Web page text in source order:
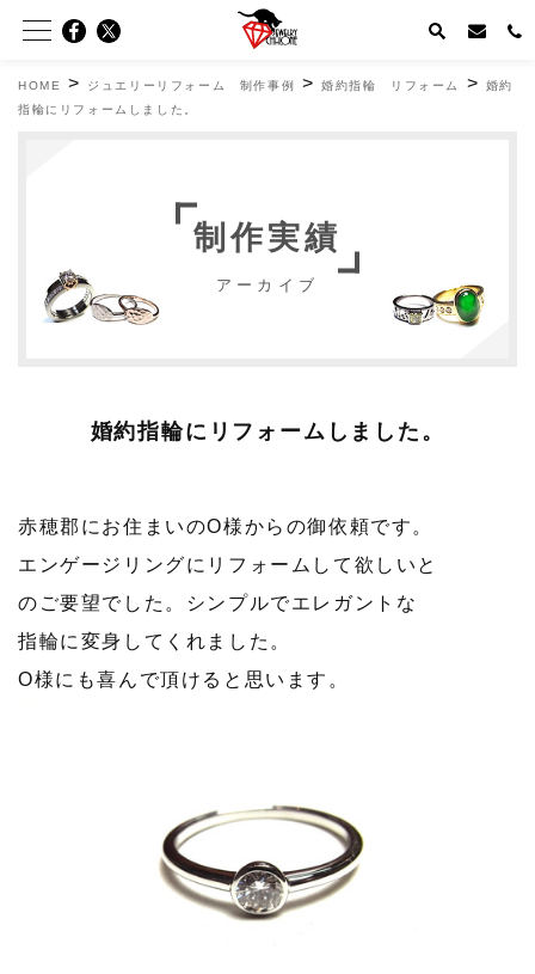
HOME > ジュエリーリフォーム 制作事例 >婚約指輪 リフォーム >
婚約
指輪にリフォームしました。
制作実績
アーカイブ
婚約指輪にリフォームしました。
赤穂郡にお住まいのO様からの御依頼です。
エンゲージリングにリフォームして欲しいと
のご要望でした。シンプルでエレガントな
指輪に変身してくれました。
O様にも喜んで頂けると思います。